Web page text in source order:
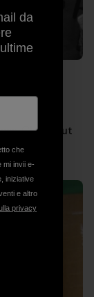
Check out
da
che
mi invii e-
iniziative
e altro
privacy